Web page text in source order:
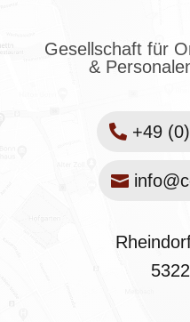
Gesellschaft für
&
+49